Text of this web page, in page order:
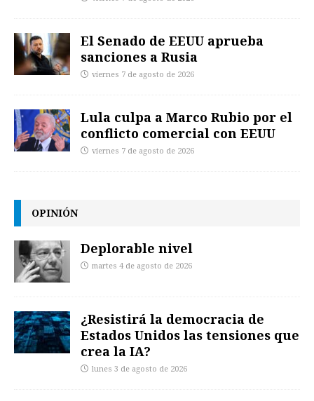
El Senado de EEUU aprueba
sanciones a Rusia
viernes 7 de agosto de 2026
Lula culpa a Marco Rubio por el
conflicto comercial con EEUU
viernes 7 de agosto de 2026
OPINIÓN
Deplorable nivel
martes 4 de agosto de 2026
¿Resistirá la democracia de
Estados Unidos las tensiones que
crea la IA?
lunes 3 de agosto de 2026